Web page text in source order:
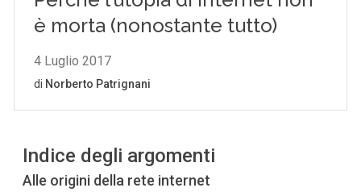
Indice degli argomenti
Alle origini della rete internet